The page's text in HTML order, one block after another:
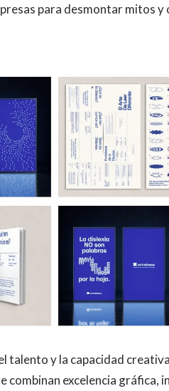
para desmontar mitos y
talento y la capacidad
combinan excelencia gráfica,